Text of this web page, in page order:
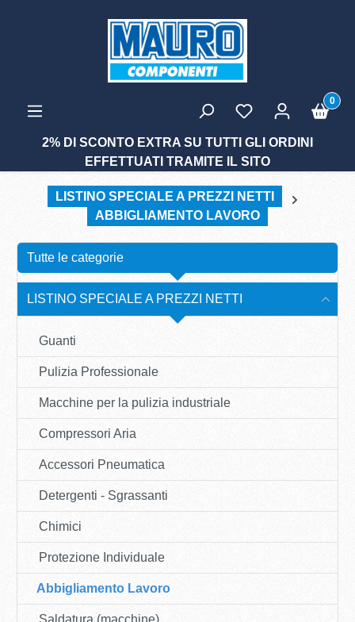
0
2% DI SCONTO EXTRA SU TUTTI GLI ORDINI
EFFETTUATI TRAMITE IL SITO
LISTINO SPECIALE A PREZZI NETTI
ABBIGLIAMENTO LAVORO
Tutte le categorie
LISTINO SPECIALE A PREZZI NETTI
Guanti
Pulizia Professionale
Macchine per la pulizia industriale
Compressori Aria
Accessori Pneumatica
Detergenti - Sgrassanti
Chimici
Protezione Individuale
Abbigliamento Lavoro
Saldatura (macchine)